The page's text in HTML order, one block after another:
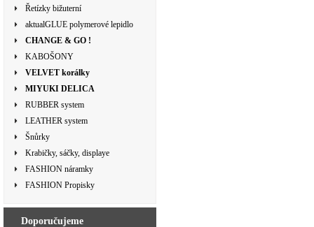
Řetízky bižuterní
aktualGLUE polymerové lepidlo
CHANGE & GO !
KABOŠONY
VELVET korálky
MIYUKI DELICA
RUBBER system
LEATHER system
Šnůrky
Krabičky, sáčky, displaye
FASHION náramky
FASHION Propisky
Doporučujeme